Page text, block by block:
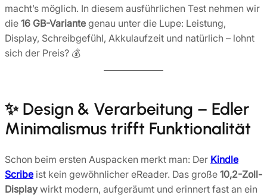
macht’s möglich. In diesem ausführlichen Test nehmen wir
die 16 GB-Variante genau unter die Lupe: Leistung,
Display, Schreibgefühl, Akkulaufzeit und natürlich – lohnt
sich der Preis? 💰
✨ Design & Verarbeitung – Edler
Minimalismus trifft Funktionalität
Schon beim ersten Auspacken merkt man: Der Kindle
Scribe ist kein gewöhnlicher eReader. Das große 10,2-Zoll-
Display wirkt modern, aufgeräumt und erinnert fast an ein